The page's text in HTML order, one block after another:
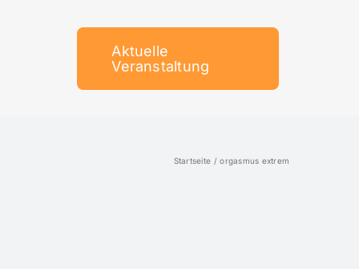
Aktuelle
Veranstaltung
Startseite orgasmus extrem